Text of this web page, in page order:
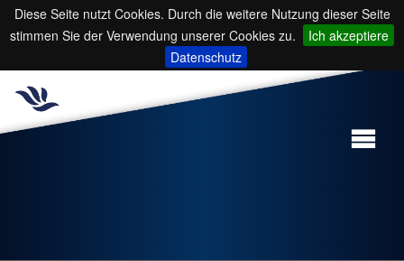
Diese Seite nutzt Cookies. Durch die weitere Nutzung dieser Seite
stimmen Sie der Verwendung unserer Cookies zu.
Ich akzeptiere
Datenschutz